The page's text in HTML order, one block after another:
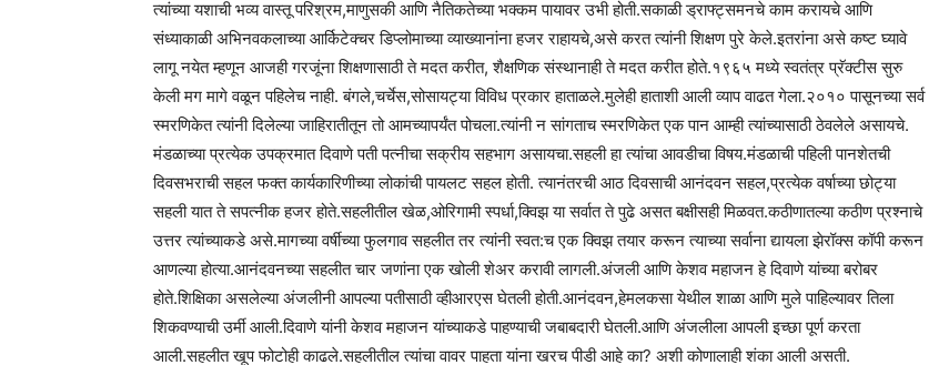
त्यांच्या यशाची भव्य वास्तू परिश्रम,माणुसकी आणि नैतिकतेच्या भक्कम पायावर उभी होती.सकाळी ड्राफ्ट्समनचे काम करायचे आणि
संध्याकाळी अभिनवकलाच्या आर्किटेक्चर डिप्लोमाच्या व्याख्यानांना हजर राहायचे,असे करत त्यांनी शिक्षण पुरे केले.इतरांना असे कष्ट घ्यावे
लागू नयेत म्हणून आजही गरजूंना शिक्षणासाठी ते मदत करीत, शैक्षणिक संस्थानाही ते मदत करीत होते.१९६५ मध्ये स्वतंत्र प्रॅक्टीस सुरु
केली मग मागे वळून पहिलेच नाही. बंगले,चर्चेस,सोसायट्या विविध प्रकार हाताळले.मुलेही हाताशी आली व्याप वाढत गेला.२०१० पासूनच्या सर्व
स्मरणिकेत त्यांनी दिलेल्या जाहिरातीतून तो आमच्यापर्यंत पोचला.त्यांनी न सांगताच स्मरणिकेत एक पान आम्ही त्यांच्यासाठी ठेवलेले असायचे.
मंडळाच्या प्रत्येक उपक्रमात दिवाणे पती पत्नीचा सक्रीय सहभाग असायचा.सहली हा त्यांचा आवडीचा विषय.मंडळाची पहिली पानशेतची
दिवसभराची सहल फक्त कार्यकारिणीच्या लोकांची पायलट सहल होती. त्यानंतरची आठ दिवसाची आनंदवन सहल,प्रत्येक वर्षाच्या छोट्या
सहली यात ते सपत्नीक हजर होते.सहलीतील खेळ,ओरिगामी स्पर्धा,क्विझ या सर्वात ते पुढे असत बक्षीसही मिळवत.कठीणातल्या कठीण प्रश्नाचे
उत्तर त्यांच्याकडे असे.मागच्या वर्षीच्या फुलगाव सहलीत तर त्यांनी स्वत:च एक क्विझ तयार करून त्याच्या सर्वाना द्यायला झेरॉक्स कॉपी करून
आणल्या होत्या.आनंदवनच्या सहलीत चार जणांना एक खोली शेअर करावी लागली.अंजली आणि केशव महाजन हे दिवाणे यांच्या बरोबर
होते.शिक्षिका असलेल्या अंजलीनी आपल्या पतीसाठी व्हीआरएस घेतली होती.आनंदवन,हेमलकसा येथील शाळा आणि मुले पाहिल्यावर तिला
शिकवण्याची उर्मी आली.दिवाणे यांनी केशव महाजन यांच्याकडे पाहण्याची जबाबदारी घेतली.आणि अंजलीला आपली इच्छा पूर्ण करता
आली.सहलीत खूप फोटोही काढले.सहलीतील त्यांचा वावर पाहता यांना खरच पीडी आहे का? अशी कोणालाही शंका आली असती.